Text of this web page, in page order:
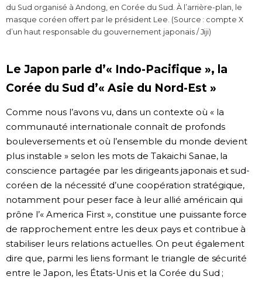
du Sud organisé à Andong, en Corée du Sud. À l’arrière-plan, le
masque coréen offert par le président Lee. (Source : compte X
d’un haut responsable du gouvernement japonais / Jiji)
Le Japon parle d’« Indo-Pacifique », la
Corée du Sud d’« Asie du Nord-Est »
Comme nous l’avons vu, dans un contexte où « la
communauté internationale connaît de profonds
bouleversements et où l’ensemble du monde devient
plus instable » selon les mots de Takaichi Sanae, la
conscience partagée par les dirigeants japonais et sud-
coréen de la nécessité d’une coopération stratégique,
notamment pour peser face à leur allié américain qui
prône l’« America First », constitue une puissante force
de rapprochement entre les deux pays et contribue à
stabiliser leurs relations actuelles. On peut également
dire que, parmi les liens formant le triangle de sécurité
entre le Japon, les États-Unis et la Corée du Sud ;